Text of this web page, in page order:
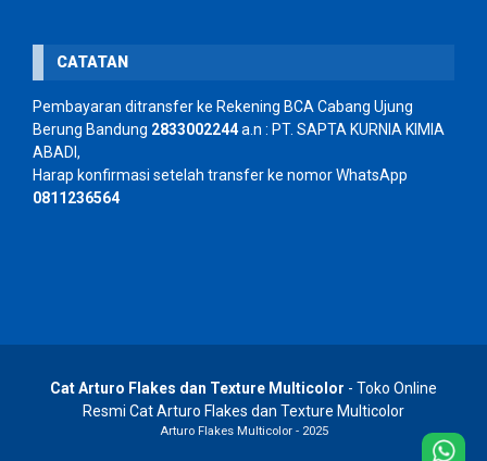
CATATAN
Pembayaran ditransfer ke Rekening BCA Cabang Ujung
Berung Bandung 2833002244a.n : PT. SAPTA KURNIA KIMIA
ABADI,
Harap konfirmasi setelah transfer ke nomor WhatsApp
0811236564
Cat Arturo Flakes dan Texture Multicolor - Toko Online
Resmi Cat Arturo Flakes dan Texture Multicolor
Arturo Flakes Multicolor - 2025